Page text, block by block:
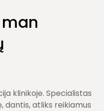
klinikoje. Specialistas
dantis, atliks reikiamus